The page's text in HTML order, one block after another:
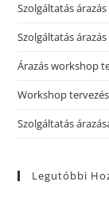
Szolgáltatás
Szolgáltatás
Árazás workshop
Workshop
Szolgáltatás
Legutóbbi